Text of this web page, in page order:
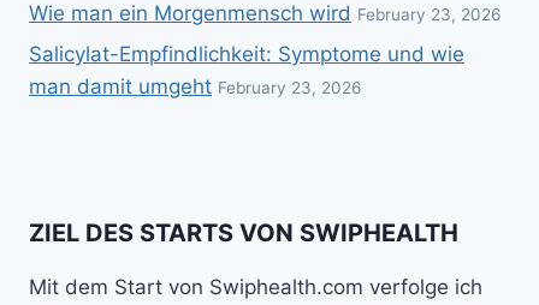
Wie man ein Morgenmensch wird February 23, 2026
Salicylat-Empfindlichkeit: Symptome und wie
man damit umgeht February 23, 2026
ZIEL DES STARTS VON SWIPHEALTH
Mit dem Start von Swiphealth.com verfolge ich